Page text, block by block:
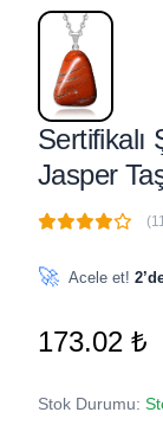
Sertifikalı
Jasper
🚀 Acele et!
173.02 ₺
Stok Durumu: